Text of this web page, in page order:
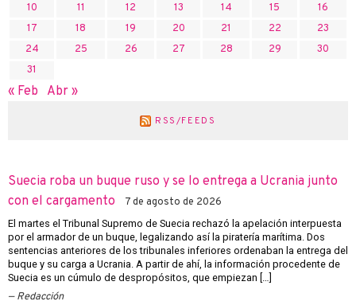
10
11 12 13 14 15
16
17
18 19 20 21 22
23
24
25 26 27 28 29
30
31
« Feb Abr »
RSS/FEEDS
Suecia roba un buque ruso y se lo entrega a Ucrania junto
con el cargamento
7 de agosto de 2026
El martes el Tribunal Supremo de Suecia rechazó la apelación interpuesta
por el armador de un buque, legalizando así la piratería marítima. Dos
sentencias anteriores de los tribunales inferiores ordenaban la entrega del
buque y su carga a Ucrania. A partir de ahí, la información procedente de
Suecia es un cúmulo de despropósitos, que empiezan […]
Redacción